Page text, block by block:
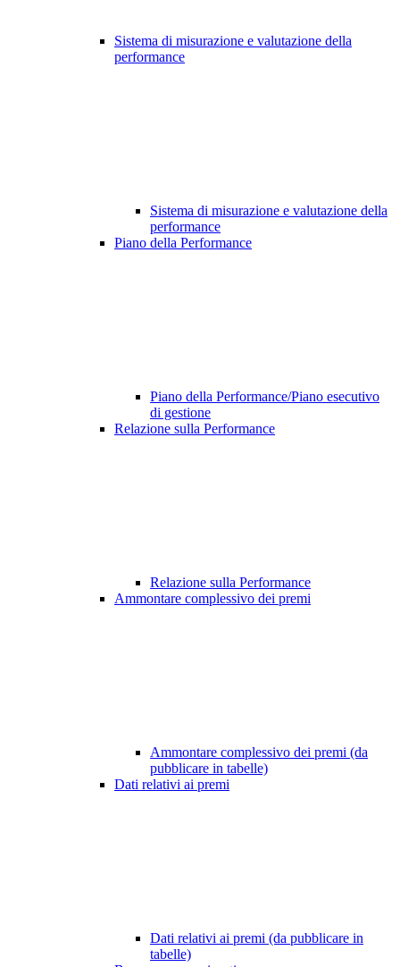
Sistema di misurazione e valutazione della
performance
Sistema di misurazione e valutazione della
performance
Piano della Performance
Piano della Performance/Piano esecutivo
di gestione
Relazione sulla Performance
Relazione sulla Performance
Ammontare complessivo dei premi
Ammontare complessivo dei premi (da
pubblicare in tabelle)
Dati relativi ai premi
Dati relativi ai premi (da pubblicare in
tabelle)